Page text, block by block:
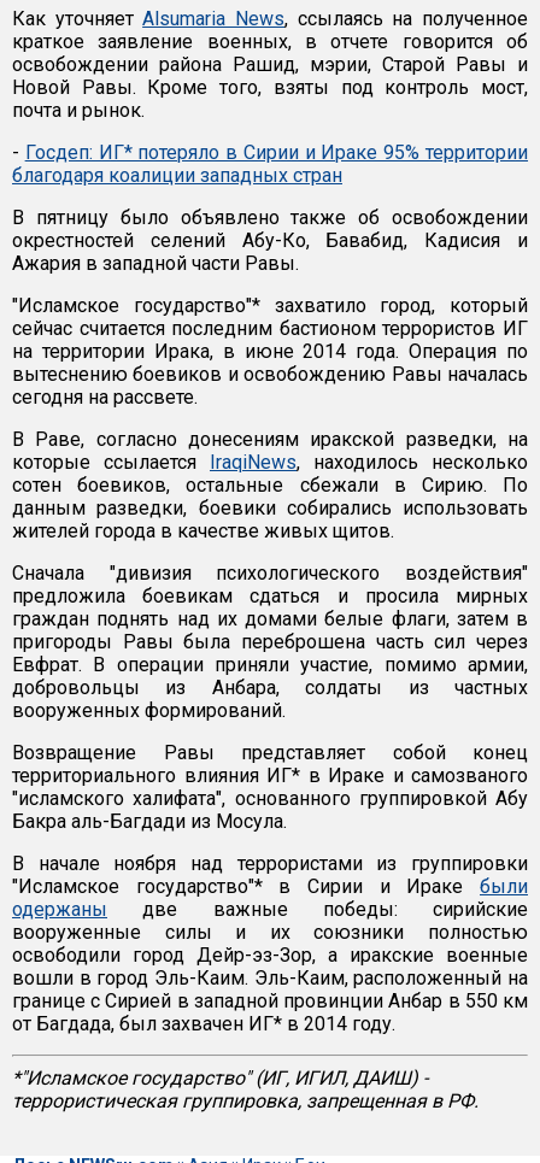
Как уточняетAlsumaria News, ссылаясь на полученное
краткое заявление военных, в отчете говорится об
освобождении района Рашид, мэрии, Старой Равы и
Новой Равы. Кроме того, взяты под контроль мост,
почта и рынок.
- Госдеп: ИГ* потеряло в Сирии и Ираке 95% территории
благодаря коалиции западных стран
В пятницу было объявлено также об освобождении
окрестностей селений Абу-Ко, Бавабид, Кадисия и
Ажария в западной части Равы.
"Исламское государство"* захватило город, который
сейчас считается последним бастионом террористов ИГ
на территории Ирака, в июне 2014 года. Операция по
вытеснению боевиков и освобождению Равы началась
сегодня на рассвете.
В Раве, согласно донесениям иракской разведки, на
которые ссылается IraqiNews, находилось несколько
сотен боевиков, остальные сбежали в Сирию. По
данным разведки, боевики собирались использовать
жителей города в качестве живых щитов.
Сначала "дивизия психологического воздействия"
предложила боевикам сдаться и просила мирных
граждан поднять над их домами белые флаги, затем в
пригороды Равы была переброшена часть сил через
Евфрат. В операции приняли участие, помимо армии,
добровольцы из Анбара, солдаты из частных
вооруженных формирований.
Возвращение Равы представляет собой конец
территориального влияния ИГ* в Ираке и самозваного
"исламского халифата", основанного группировкой Абу
Бакра аль-Багдади из Мосула.
В начале ноября над террористами из группировки
"Исламское государство"* в Сирии и Ираке были
одержаны две важные победы: сирийские
вооруженные силы и их союзники полностью
освободили город Дейр-эз-Зор, а иракские военные
вошли в город Эль-Каим. Эль-Каим, расположенный на
границе с Сирией в западной провинции Анбар в 550 км
от Багдада, был захвачен ИГ* в 2014 году.
*"Исламское государство" (ИГ, ИГИЛ, ДАИШ) -
террористическая группировка, запрещенная в РФ.